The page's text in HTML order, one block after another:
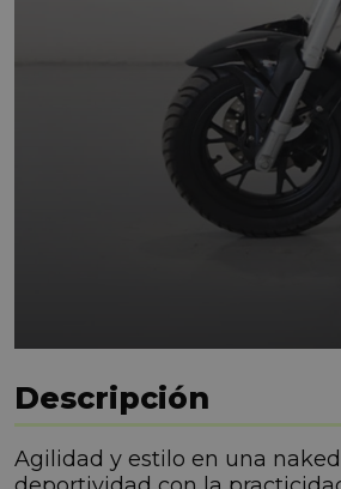
Descripción
Agilidad y estilo en una